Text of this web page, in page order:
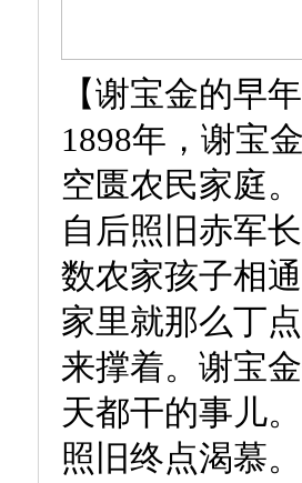
【谢宝金的早
1898年，谢宝
空匮农民家庭
自后照旧赤军
数农家孩子相
家里就那么丁
来撑着。谢宝
天都干的事儿
照旧终点渴慕